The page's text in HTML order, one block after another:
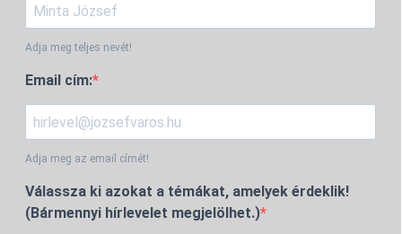
Adja meg teljes nevét!
Email cím:
Adja meg az email címét!
Válassza ki azokat a témákat, amelyek érdeklik!
(Bármennyi hírlevelet megjelölhet.)